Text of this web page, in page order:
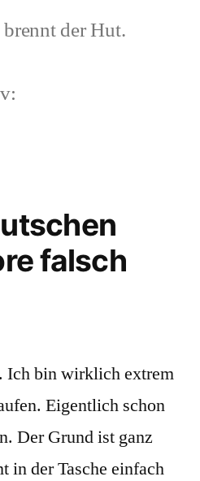
der Hut.
falsch
Ich bin wirklich extrem
Eigentlich schon
Der Grund ist ganz
in der Tasche einfach